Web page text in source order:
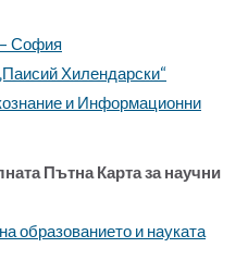
София
Хилендарски“
и Информационни
Пътна Карта за научни
образованието и науката